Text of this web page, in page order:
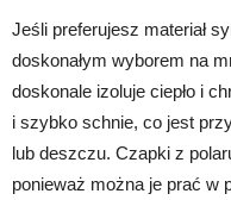
Jeśli preferujesz materiał
doskonałym wyborem na
doskonale izoluje ciepło i
i szybko schnie, co jest
lub deszczu. Czapki z
ponieważ można je prać w